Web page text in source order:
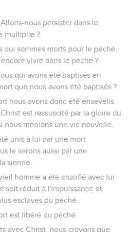
nous persister dans le
multiplie ?
qui sommes morts pour le péché,
vivre dans le péché ?
qui avons été baptisés en
que nous avons été baptisés ?
nous avons donc été ensevelis
est ressuscité par la gloire du
nous menions une vie nouvelle.
unis à lui par une mort
le serons aussi par une
sienne.
homme a été crucifié avec lui
soit réduit à l'impuissance et
esclaves du péché.
est libéré du péché.
avec Christ, nous croyons que